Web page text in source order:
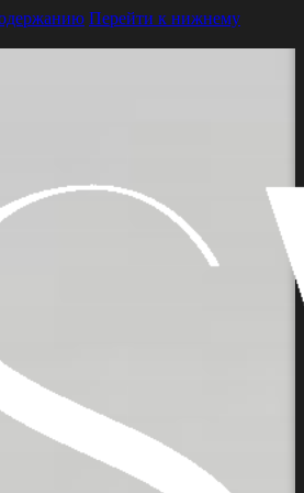
Перейти к нижнему